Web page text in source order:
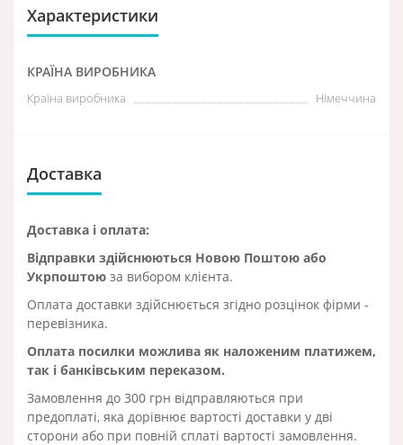
Характеристики
КРАЇНА ВИРОБНИКА
Країна виробника Німеччина
Доставка
Доставка і оплата:
Відправки здійснюються Новою Поштою або
Укрпоштою за вибором клієнта.
Оплата доставки здійснюється згідно розцінок фірми -
перевізника.
Оплата посилки можлива як наложеним платижем,
так і банківським переказом.
Замовлення до 300 грн відправляються при
предоплаті, яка дорівнює вартості доставки у дві
сторони або при повній сплаті вартості замовлення.